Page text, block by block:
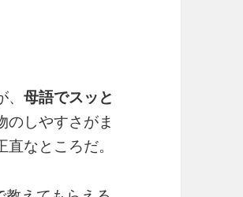
、母語でスッと
のしやすさがま
なところだ。